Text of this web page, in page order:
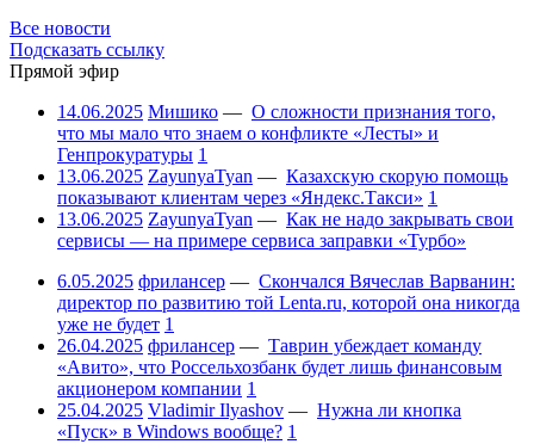
Все новости
Подсказать ссылку
Прямой эфир
14.06.2025 Мишико — О сложности признания того,
что мы мало что знаем о конфликте «Лесты» и
Генпрокуратуры 1
13.06.2025 ZayunyaTyan — Казахскую скорую помощь
показывают клиентам через «Яндекс.Такси» 1
13.06.2025 ZayunyaTyan — Как не надо закрывать свои
сервисы — на примере сервиса заправки «Турбо»
6.05.2025 фрилансер — Скончался Вячеслав Варванин:
директор по развитию той Lenta.ru, которой она никогда
уже не будет 1
26.04.2025 фрилансер — Таврин убеждает команду
«Авито», что Россельхозбанк будет лишь финансовым
акционером компании 1
25.04.2025 Vladimir Ilyashov — Нужна ли кнопка
«Пуск» в Windows вообще? 1